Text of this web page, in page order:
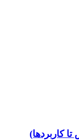
کاربردها)